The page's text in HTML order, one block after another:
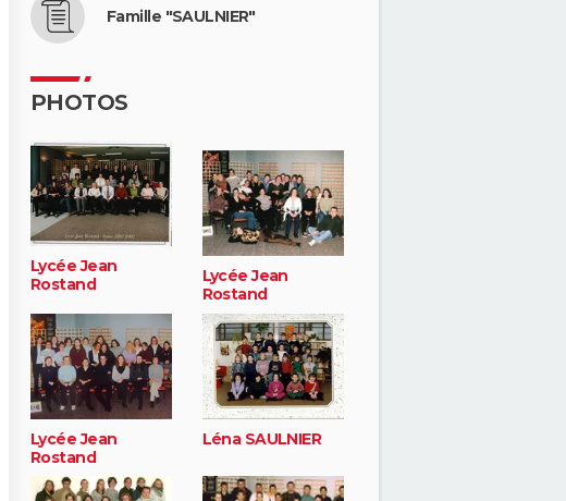
Famille "SAULNIER"
PHOTOS
Lycée Jean
Rostand
Lycée Jean
Rostand
Lycée Jean
Rostand
Léna SAULNIER